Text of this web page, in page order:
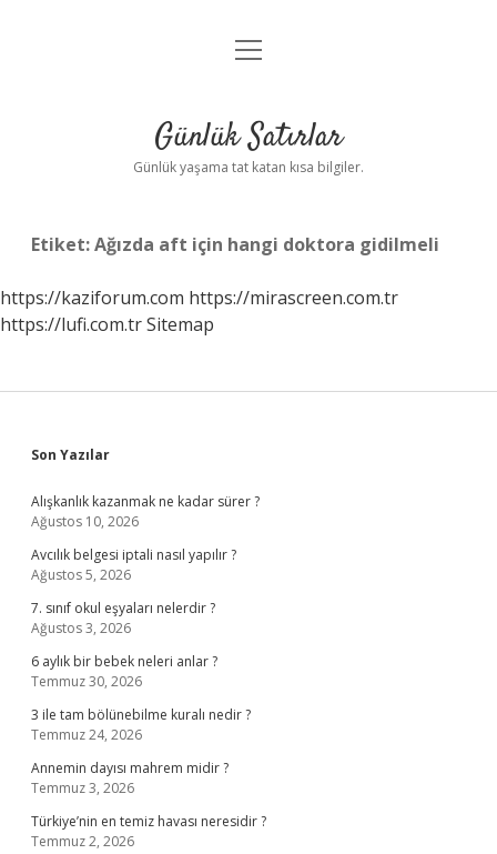
Anasayfa
Yasal Uyarı
menüyü
Günlük Satırlar
Günlük yaşama tat katan kısa bilgiler.
Etiket:Ağızda aft için hangi doktora gidilmeli
https://kaziforum.com https://mirascreen.com.tr
https://lufi.com.trSitemap
Sidebar
Son Yazılar
Alışkanlık kazanmak ne kadar sürer ?
Ağustos 10, 2026
Avcılık belgesi iptali nasıl yapılır ?
Ağustos 5, 2026
7. sınıf okul eşyaları nelerdir ?
Ağustos 3, 2026
6 aylık bir bebek neleri anlar ?
Temmuz 30, 2026
3 ile tam bölünebilme kuralı nedir ?
Temmuz 24, 2026
Annemin dayısı mahrem midir ?
Temmuz 3, 2026
Türkiye’nin en temiz havası neresidir ?
Temmuz 2, 2026